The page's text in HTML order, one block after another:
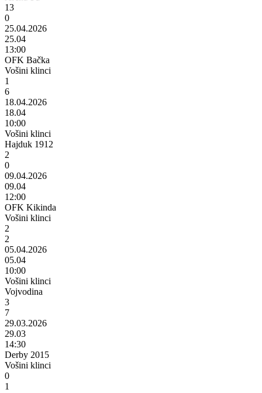
13
0
25.04.2026
25.04
13:00
OFK Bačka
Vošini klinci
1
6
18.04.2026
18.04
10:00
Vošini klinci
Hajduk 1912
2
0
09.04.2026
09.04
12:00
OFK Kikinda
Vošini klinci
2
2
05.04.2026
05.04
10:00
Vošini klinci
Vojvodina
3
7
29.03.2026
29.03
14:30
Derby 2015
Vošini klinci
0
1